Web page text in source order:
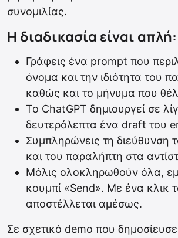
συνομιλίας.
Η διαδικασία είναι απλή:
Γράφεις ένα prompt που
όνομα και την ιδιότητα του
καθώς και το μήνυμα που
Το ChatGPT δημιουργεί σε
δευτερόλεπτα ένα draft του
Συμπληρώνεις τη διεύθυνση
και του παραλήπτη στα
Μόλις ολοκληρωθούν όλα,
κουμπί «Send». Με ένα κλικ
αποστέλλεται αμέσως.
Σε σχετικό demo που